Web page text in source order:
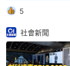
5
社會新聞